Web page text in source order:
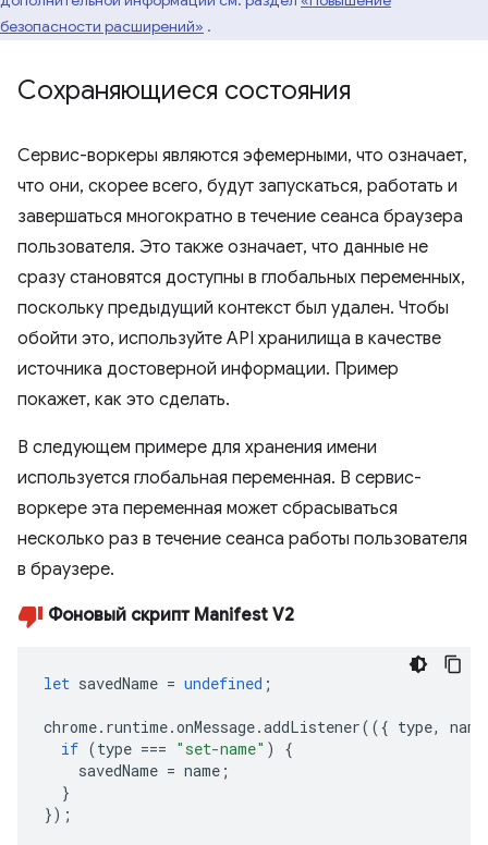
безопасности расширений» .
Сохраняющиеся состояния
Сервис-воркеры являются эфемерными, что означает,
что они, скорее всего, будут запускаться, работать и
завершаться многократно в течение сеанса браузера
пользователя. Это также означает, что данные не
сразу становятся доступны в глобальных переменных,
поскольку предыдущий контекст был удален. Чтобы
обойти это, используйте API хранилища в качестве
источника достоверной информации. Пример
покажет, как это сделать.
В следующем примере для хранения имени
используется глобальная переменная. В сервис-
воркере эта переменная может сбрасываться
несколько раз в течение сеанса работы пользователя
в браузере.
Фоновый скрипт Manifest V2
let savedName = undefined ;
chrome. runtime.onMessage.addListener(({ type,
name
if (type === "set-name" )
{
savedName = name ;
}
});